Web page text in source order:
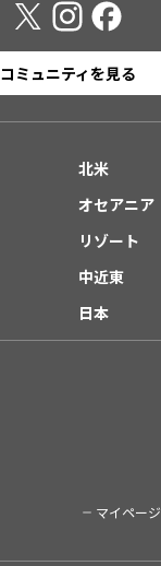
コミュニティを見る
北米
オセアニア
リゾート
中近東
日本
マイページ